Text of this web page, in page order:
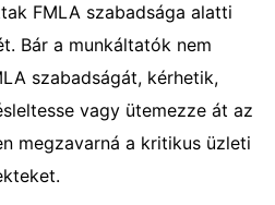
FMLA szabadsága alatti
Bár a munkáltatók nem
szabadságát, kérhetik,
vagy ütemezze át az
megzavarná a kritikus üzleti